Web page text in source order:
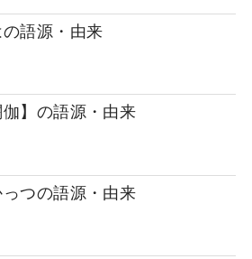
語源・由来
】の語源・由来
つの語源・由来